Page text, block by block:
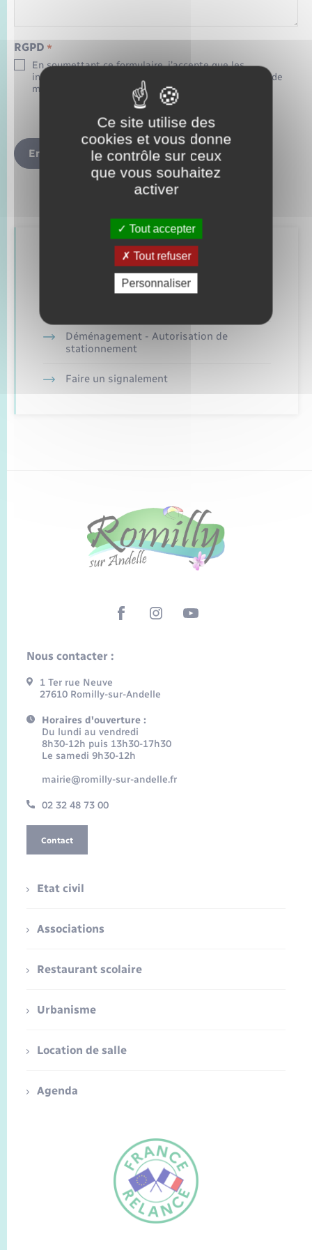
FR
RGPD *
En soumettant ce formulaire, j’accepte que les
informations saisies soient exploitées dans le cadre de
ma demande d’informations.
Envoyer
Retrouvez aussi
Déménagement - Autorisation de
stationnement
Faire un signalement
Nous contacter :
1 Ter rue Neuve
27610 Romilly-sur-Andelle
Horaires d'ouverture :
Du lundi au vendredi
8h30-12h puis 13h30-17h30
Le samedi 9h30-12h
mairie@romilly-sur-andelle.fr
02 32 48 73 00
Contact
Etat civil
Associations
Restaurant scolaire
Urbanisme
Location de salle
Agenda
Ce site utilise des
cookies et vous donne
le contrôle sur ceux
que vous souhaitez
activer
Tout accepter
Tout refuser
Personnaliser